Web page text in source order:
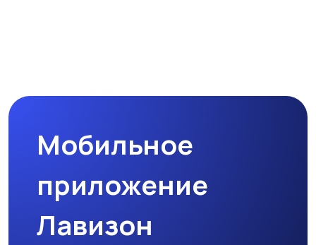
Мобильное
приложение
Лавизон